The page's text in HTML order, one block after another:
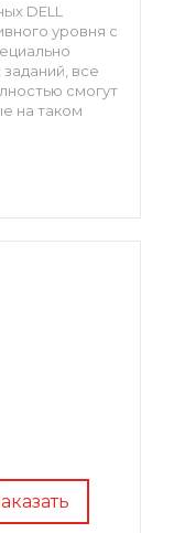
DELL
уровня с
все
смогут
на таком
информации,